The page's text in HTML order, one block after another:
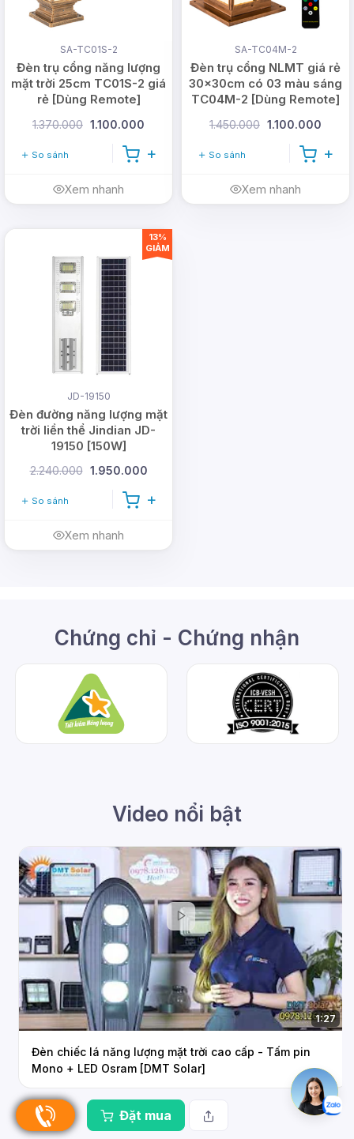
SA-TC01S-2
Đèn trụ cổng năng lượng
mặt trời 25cm TC01S-2 giá
rẻ [Dùng Remote]
1.370.000 1.100.000
So sánh
Xem nhanh
SA-TC04M-2
Đèn trụ cổng NLMT giá rẻ
30x30cm có 03 màu sáng
TC04M-2 [Dùng Remote]
1.450.000 1.100.000
So sánh
Xem nhanh
JD-19150
Đèn đường năng lượng mặt
trời liền thể Jindian JD-
19150 [150W]
2.240.000 1.950.000
So sánh
Xem nhanh
13%
GIẢM
Đặt mua
Chứng chỉ - Chứng nhận
Video nổi bật
Đèn đường năng lượng mặt trời KingLight 2.0A 36W
[DMT Solar]